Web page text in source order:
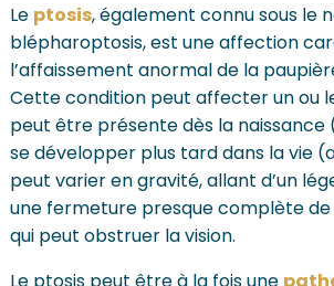
Le ptosis, également connu sous le
blépharoptosis, est une affection
l’affaissement anormal de la
Cette condition peut affecter un ou
peut être présente dès la
se développer plus tard dans la vie
peut varier en gravité, allant d’un
une fermeture presque complète
qui peut obstruer la vision.